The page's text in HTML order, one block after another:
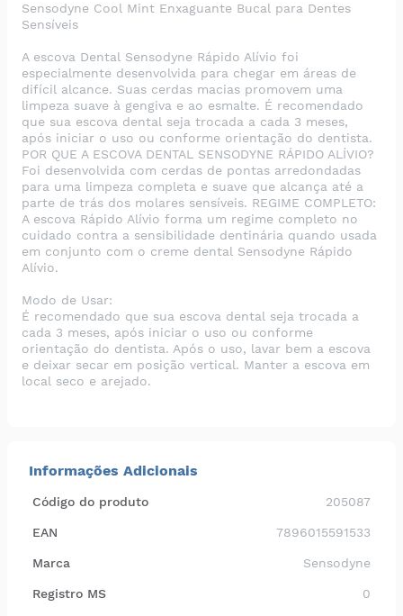
Sensodyne Cool Mint Enxaguante Bucal para Dentes
Sensíveis
A escova Dental Sensodyne Rápido Alívio foi
especialmente desenvolvida para chegar em áreas de
difícil alcance. Suas cerdas macias promovem uma
limpeza suave à gengiva e ao esmalte. É recomendado
que sua escova dental seja trocada a cada 3 meses,
após iniciar o uso ou conforme orientação do dentista.
POR QUE A ESCOVA DENTAL SENSODYNE RÁPIDO ALÍVIO?
Foi desenvolvida com cerdas de pontas arredondadas
para uma limpeza completa e suave que alcança até a
parte de trás dos molares sensíveis. REGIME COMPLETO:
A escova Rápido Alívio forma um regime completo no
cuidado contra a sensibilidade dentinária quando usada
em conjunto com o creme dental Sensodyne Rápido
Alívio.
Modo de Usar:
É recomendado que sua escova dental seja trocada a
cada 3 meses, após iniciar o uso ou conforme
orientação do dentista. Após o uso, lavar bem a escova
e deixar secar em posição vertical. Manter a escova em
local seco e arejado.
Informações Adicionais
Código do produto 205087
EAN 7896015591533
Marca Sensodyne
Registro MS 0